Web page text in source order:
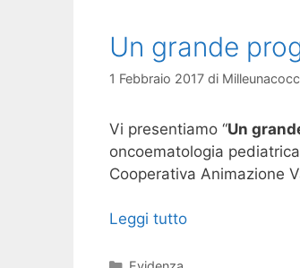
Un grande
1 Febbraio 2017 di
Vi presentiamo “Un
oncoematologia
Cooperativa Animazione
Leggi tutto